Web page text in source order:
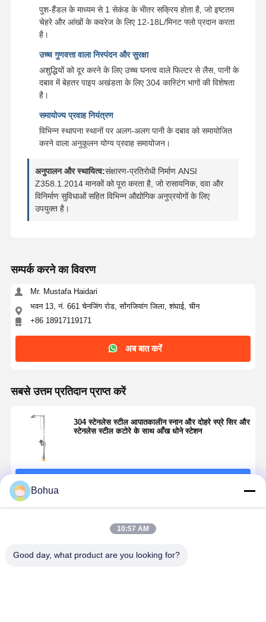
घर
गुणवत्ता नियंत्रण हमसे संपर्क करें
आपातकालीन स्नान और आंखों की धोती
पुश-हैंडल के माध्यम से 1 सेकंड के भीतर सक्रिय होता है, जो इष्टतम
चेहरे और आंखों के कवरेज के लिए 12-18L/मिनट फ्लो प्रदान करता
है।
उच्च गुणवत्ता वाला निस्पंदन और सुरक्षा
अशुद्धियों को दूर करने के लिए उच्च घनत्व वाले फिल्टर से लैस, पानी के
दबाव में बेहतर पाइप अखंडता के लिए 304 कास्टिंग भागों की विशेषता
है।
समायोज्य प्रवाह नियंत्रण
विभिन्न स्थापना स्थानों पर अलग-अलग पानी के दबाव को समायोजित
करने वाला अनुकूलन योग्य प्रवाह समायोजन।
अनुपालन और स्थायित्व:संक्षारण-प्रतिरोधी निर्माण ANSI
Z358.1.2014 मानकों को पूरा करता है, जो रासायनिक, दवा और
विनिर्माण सुविधाओं सहित विभिन्न औद्योगिक अनुप्रयोगों के लिए
उपयुक्त है।
सम्पर्क करने का विवरण
Mr. Mustafa Haidari
भवन 13, नं. 661 चेनजिंग रोड, सोंगजियांग जिला, शंघाई, चीन
+86 18917119171
अब बात करें
सबसे उत्तम प्रतिदान प्राप्त करें
304 स्टेनलेस स्टील आपातकालीन स्नान और दोहरे स्प्रे सिर और
स्टेनलेस स्टील कटोरे के साथ आँख धोने स्टेशन
Bohua
10:57 AM
Good day, what product are you looking for?